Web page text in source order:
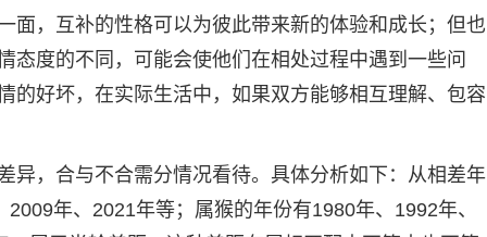
面，互补的性格可以为彼此带来新的体验和成长；但也
度的不同，可能会使他们在相处过程中遇到一些问
的好坏，在实际生活中，如果双方能够相互理解、包容
异，合与不合需分情况看待。具体分析如下：从相差年
年、2021年等；属猴的年份有1980年、1992年、